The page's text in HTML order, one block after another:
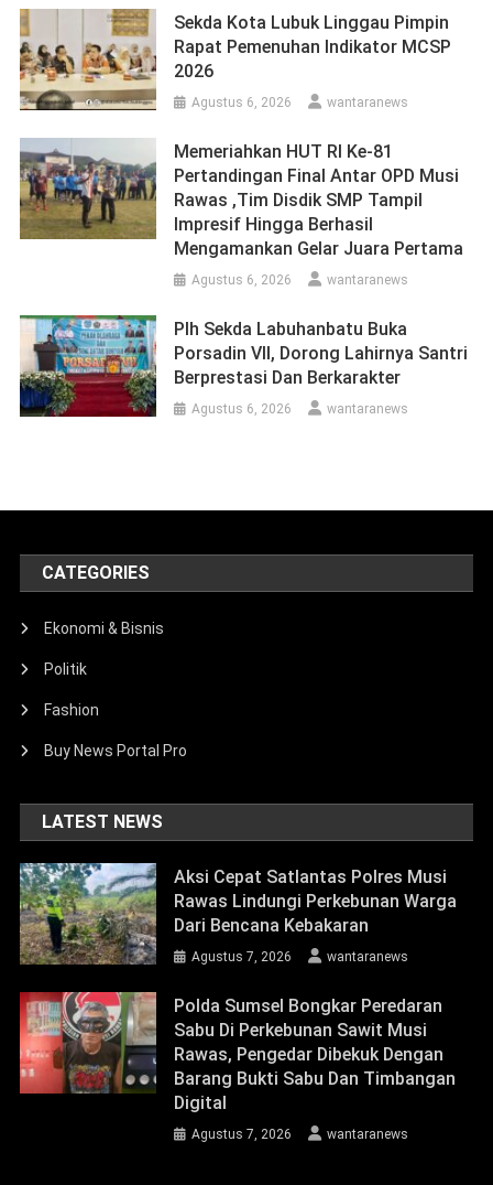
Sekda Kota Lubuk Linggau Pimpin
Rapat Pemenuhan Indikator MCSP
2026
Agustus 6, 2026 wantaranews
Memeriahkan HUT RI Ke-81
Pertandingan Final Antar OPD Musi
Rawas ,Tim Disdik SMP Tampil
Impresif Hingga Berhasil
Mengamankan Gelar Juara Pertama
Agustus 6, 2026 wantaranews
Plh Sekda Labuhanbatu Buka
Porsadin VII, Dorong Lahirnya Santri
Berprestasi Dan Berkarakter
Agustus 6, 2026 wantaranews
CATEGORIES
Ekonomi & Bisnis
Politik
Fashion
Buy News Portal Pro
LATEST NEWS
Aksi Cepat Satlantas Polres Musi
Rawas Lindungi Perkebunan Warga
Dari Bencana Kebakaran
Agustus 7, 2026 wantaranews
Polda Sumsel Bongkar Peredaran
Sabu Di Perkebunan Sawit Musi
Rawas, Pengedar Dibekuk Dengan
Barang Bukti Sabu Dan Timbangan
Digital
Agustus 7, 2026 wantaranews